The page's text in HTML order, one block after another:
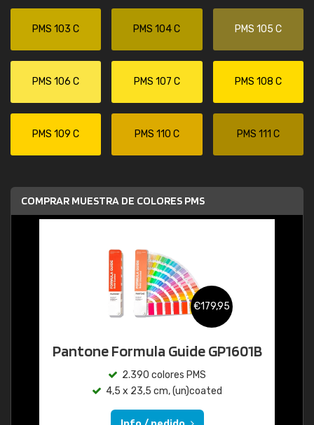
PMS 103 C PMS 104 C PMS 105 C
PMS 106 C PMS 107 C PMS 108 C
PMS 109 C PMS 110 C PMS 111 C
COMPRAR MUESTRA DE COLORES PMS
€179,95
Pantone Formula Guide GP1601B
2.390 colores PMS
4,5 x 23,5 cm, (un)coated